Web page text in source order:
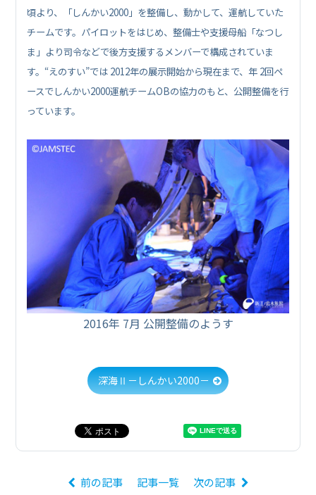
頃より、「しんかい2000」を整備し、動かして、運航していた
チームです。パイロットをはじめ、整備士や支援母船「なつし
ま」より司令などで後方支援するメンバーで構成されていま
す。“えのすい”では 2012年の展示開始から現在まで、年 2回ペ
ースでしんかい2000運航チームOBの協力のもと、公開整備を行
っています。
2016年 7月 公開整備のようす
深海Ⅱ－しんかい2000－
前の記事 記事一覧 次の記事